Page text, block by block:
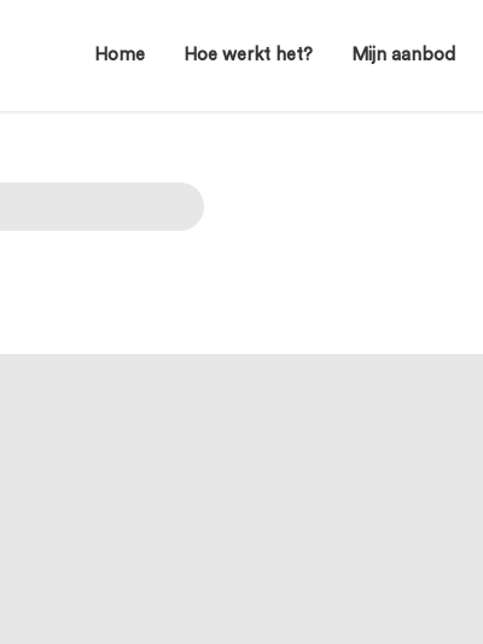
Home Hoe werkt het? Mijn aanbod